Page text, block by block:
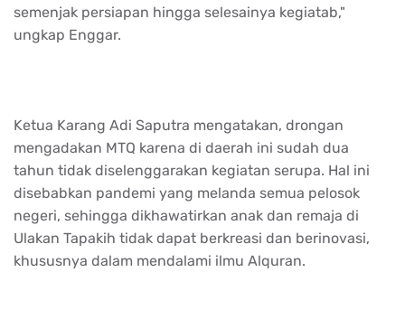
semenjak persiapan hingga selesainya kegiatab,"
ungkap Enggar.
Ketua Karang Adi Saputra mengatakan, drongan
mengadakan MTQ karena di daerah ini sudah dua
tahun tidak diselenggarakan kegiatan serupa. Hal ini
disebabkan pandemi yang melanda semua pelosok
negeri, sehingga dikhawatirkan anak dan remaja di
Ulakan Tapakih tidak dapat berkreasi dan berinovasi,
khususnya dalam mendalami ilmu Alquran.